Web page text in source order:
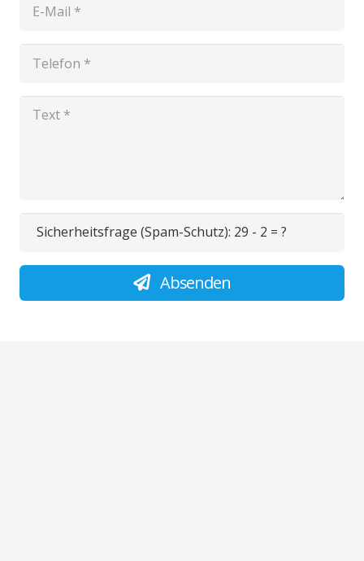
Sicherheitsfrage (Spam-Schutz): 29 - 2 = ?
Absenden